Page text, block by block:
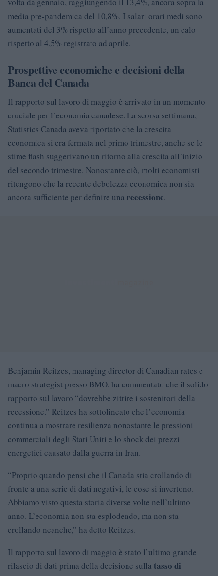
volta da gennaio, raggiungendo il 13,4%, ancora sopra la
media pre-pandemica del 10,8%. I salari orari medi sono
aumentati del 3% rispetto all’anno precedente, un calo
rispetto al 4,5% registrato ad aprile.
Prospettive economiche e decisioni della
Banca del Canada
Il rapporto sul lavoro di maggio è arrivato in un momento
cruciale per l’economia canadese. La scorsa settimana,
Statistics Canada aveva riportato che la crescita
economica si era fermata nel primo trimestre, anche se le
stime flash suggerivano un ritorno alla crescita all’inizio
del secondo trimestre. Nonostante ciò, molti economisti
ritengono che la recente debolezza economica non sia
ancora sufficiente per definire una recessione.
Benjamin Reitzes, managing director di Canadian rates e
macro strategist presso BMO, ha commentato che il solido
rapporto sul lavoro “dovrebbe zittire i sostenitori della
recessione.” Reitzes ha sottolineato che l’economia
continua a mostrare resilienza nonostante le pressioni
commerciali degli Stati Uniti e lo shock dei prezzi
energetici causato dalla guerra in Iran.
“Proprio quando pensi che il Canada stia crollando di
fronte a una serie di dati negativi, le cose si invertono.
Abbiamo visto questa storia diverse volte nell’ultimo
anno. L’economia non sta esplodendo, ma non sta
crollando neanche,” ha detto Reitzes.
Il rapporto sul lavoro di maggio è stato l’ultimo grande
rilascio di dati prima della decisione sulla tasso di